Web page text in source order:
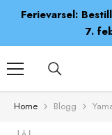
SKIP TO CONTENT
Ferievarsel:
7.
Home Blogg